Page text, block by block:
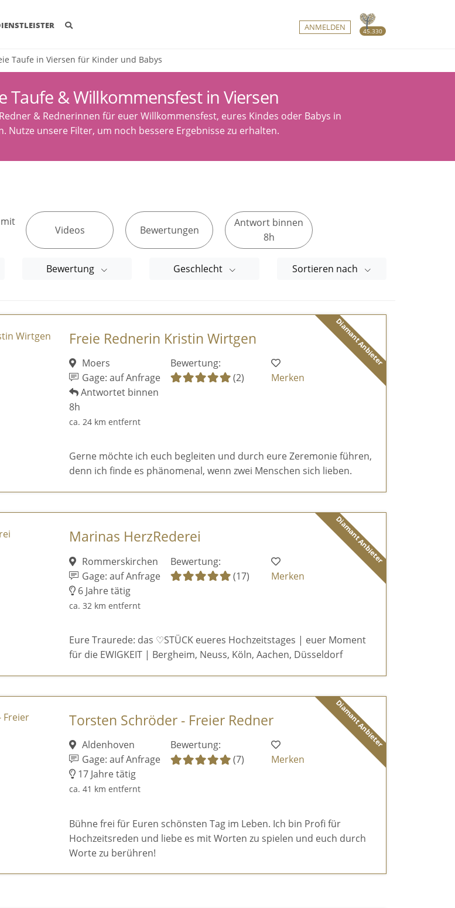
45.330
ANMELDEN
Taufe in Viersen für Kinder und Babys
Taufe & Willkommensfest in Viersen
& Rednerinnen für euer Willkommensfest, eures Kindes oder Babys in
Nutze unsere Filter, um noch bessere Ergebnisse zu erhalten.
Videos Bewertungen
Antwort binnen
8h
Bewertung Geschlecht Sortieren nach
Diamant Anbieter
Freie Rednerin Kristin Wirtgen
Moers
Gage: auf Anfrage
Antwortet binnen
8h
ca. 24 km entfernt
Bewertung:
(2)
Merken
Gerne möchte ich euch begleiten und durch eure Zeremonie führen,
denn ich finde es phänomenal, wenn zwei Menschen sich lieben.
Diamant Anbieter
Marinas HerzRederei
Rommerskirchen
Gage: auf Anfrage
6 Jahre tätig
ca. 32 km entfernt
Bewertung:
(17)
Merken
Eure Traurede: das ♡STÜCK eueres Hochzeitstages | euer Moment
für die EWIGKEIT | Bergheim, Neuss, Köln, Aachen, Düsseldorf
Diamant Anbieter
Torsten Schröder - Freier Redner
Aldenhoven
Gage: auf Anfrage
17 Jahre tätig
ca. 41 km entfernt
Bewertung:
(7)
Merken
Bühne frei für Euren schönsten Tag im Leben. Ich bin Profi für
Hochzeitsreden und liebe es mit Worten zu spielen und euch durch
Worte zu berühren!